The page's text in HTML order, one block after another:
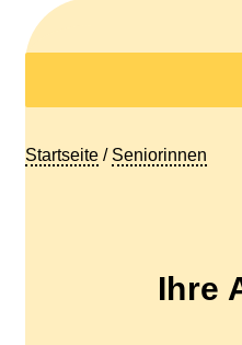
Startseite / Seniorinnen
Ihre